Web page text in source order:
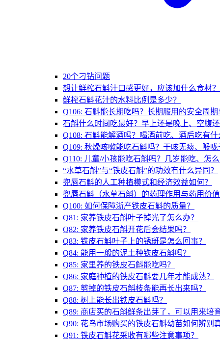
20个刁钻问题
想让鲜榨石斛汁口感更好，应该加什么食材？
鲜榨石斛花汁的水料比例是多少？
Q106: 石斛能长期吃吗？长期服用的安全周
石斛什么时间吃最好？早上还是晚上、空腹
Q108: 石斛能解酒吗？喝酒前吃、酒后吃有
Q109: 秋燥咳嗽能吃石斛吗？干咳无痰、喉
Q110: 儿童/小孩能吃石斛吗？几岁能吃、怎
“水草石斛”与“铁皮石斛”的功效有什么异同？
兜唇石斛的人工种植模式和经济效益如何？
兜唇石斛（水草石斛）的药理作用与药用价
Q100: 如何保障浙产铁皮石斛的质量？
Q81: 家养铁皮石斛叶子掉光了怎么办？
Q82: 家养铁皮石斛开花后会结果吗？
Q83: 铁皮石斛叶子上的锈斑是怎么回事？
Q84: 能用一般的泥土种铁皮石斛吗？
Q85: 家里养的铁皮石斛能吃吗？
Q86: 家庭种植的铁皮石斛要几年才能成熟？
Q87: 剪掉的铁皮石斛枝条能再长出来吗？
Q88: 树上能长出铁皮石斛吗？
Q89: 商店买的石斛鲜条出芽了，可以用来培
Q90: 花鸟市场购买的铁皮石斛幼苗如何辨别
Q91: 铁皮石斛花采收有哪些注意事项？